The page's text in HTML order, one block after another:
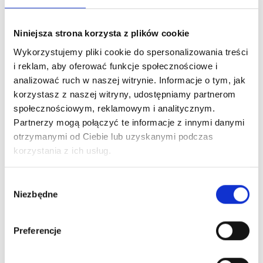
Niniejsza strona korzysta z plików cookie
Wykorzystujemy pliki cookie do spersonalizowania treści
i reklam, aby oferować funkcje społecznościowe i
analizować ruch w naszej witrynie. Informacje o tym, jak
korzystasz z naszej witryny, udostępniamy partnerom
społecznościowym, reklamowym i analitycznym.
Partnerzy mogą połączyć te informacje z innymi danymi
otrzymanymi od Ciebie lub uzyskanymi podczas
korzystania z ich usług.
zgody
Niezbędne
Preferencje
Zaloguj się, aby zobaczyć cenę
HERRERA LA BOMBA EDP
woda perfumowana
Dowiedz się więcej
Zaloguj się